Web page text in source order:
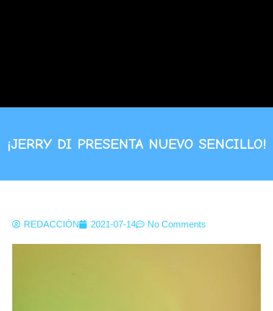
¡JERRY DI PRESENTA NUEVO SENCILLO!
REDACCIÓN 2021-07-14 No Comments